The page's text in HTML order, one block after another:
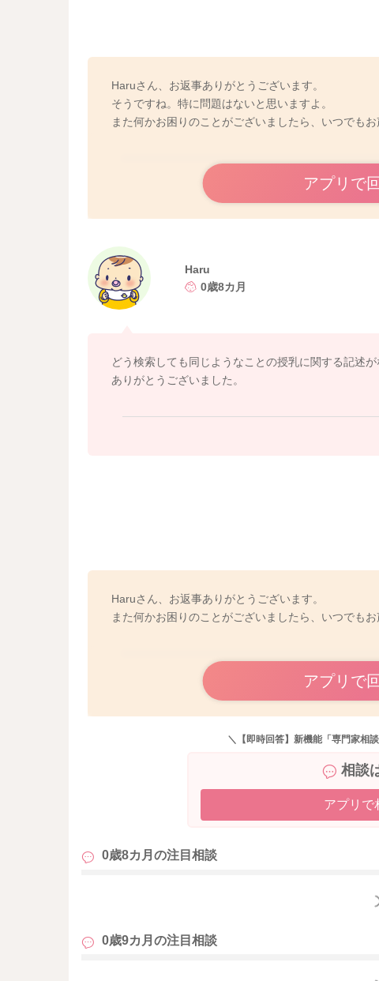
Haruさん、お返事ありがとうございます。
そうですね。特に問題はないと思いますよ。
また何かお困りのことがございましたら、いつでもお
アプリで
Haru
0歳8カ月
どう検索しても同じようなことの授乳に関する記述
ありがとうございました。
Haruさん、お返事ありがとうございます。
また何かお困りのことがございましたら、いつでもお
アプリで
＼【即時回答】新機能「専門家相
相談
アプリで
0歳8カ月の注目相談
もっと
0歳9カ月の注目相談